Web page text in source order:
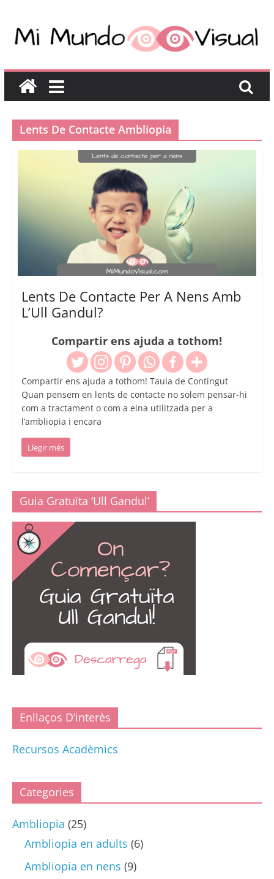
Lents De Contacte Ambliopia
Lents De Contacte Per A Nens Amb
L’Ull Gandul?
Compartir ens ajuda a tothom!
Compartir ens ajuda a tothom! Taula de Contingut
Quan pensem en lents de contacte no solem pensar-hi
com a tractament o com a eina utilitzada per a
l’ambliopia i encara
Llegir més
Guia Gratuïta ‘Ull Gandul’
Enllaços D’interès
Recursos Acadèmics
Categories
Ambliopia (25)
Ambliopia en adults (6)
Ambliopia en nens (9)